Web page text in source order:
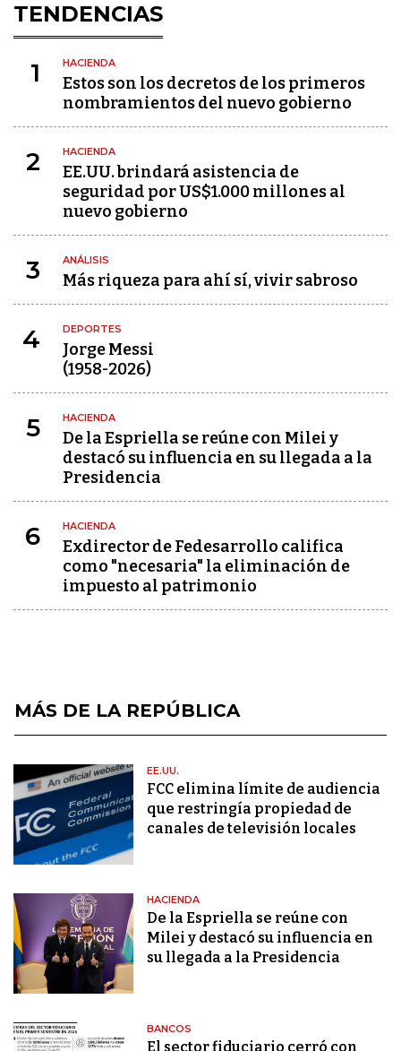
TENDENCIAS
1 HACIENDA
Estos son los decretos de los primeros
nombramientos del nuevo gobierno
2 HACIENDA
EE.UU. brindará asistencia de
seguridad por US$1.000 millones al
nuevo gobierno
3 ANÁLISIS
Más riqueza para ahí sí, vivir sabroso
4 DEPORTES
Jorge Messi
(1958-2026)
5 HACIENDA
De la Espriella se reúne con Milei y
destacó su influencia en su llegada a la
Presidencia
6 HACIENDA
Exdirector de Fedesarrollo califica
como "necesaria" la eliminación de
impuesto al patrimonio
MÁS DE LA REPÚBLICA
EE.UU.
FCC elimina límite de audiencia
que restringía propiedad de
canales de televisión locales
HACIENDA
De la Espriella se reúne con
Milei y destacó su influencia en
su llegada a la Presidencia
BANCOS
El sector fiduciario cerró con